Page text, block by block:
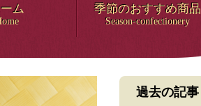
ム 季節のおすすめ商品
Season-confectionery
過去の記事